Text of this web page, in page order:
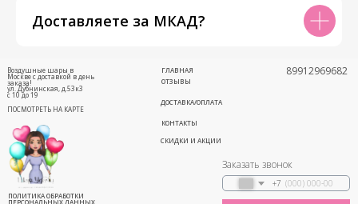
Доставляете за МКАД?
ул. Дубнинская, д.53к3
с 10 до 19
ПОСМОТРЕТЬ НА КАРТЕ
ОТЗЫВЫ
ГЛАВНАЯ
ДОСТАВКА/ОПЛАТА
СКИДКИ И АКЦИИ
КОНТАКТЫ
89912969682
Воздушные шары в
Москве с доставкой в день
заказа!
Заказать звонок
+7
ПОЛИТИКА ОБРАБОТКИ